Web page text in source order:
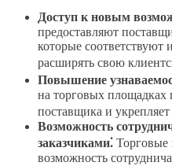
Доступ к новым
предоставляют
которые соответствуют
расширять свою
Повышение
на торговых площадках
поставщика и
Возможность
заказчиками⁚
возможность